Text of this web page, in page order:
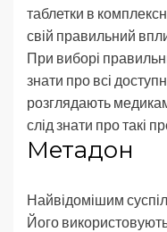
таблетки в
свій правильний
При виборі
знати про всі
розглядають
слід знати про такі
Метадон
Найвідомішим
Його